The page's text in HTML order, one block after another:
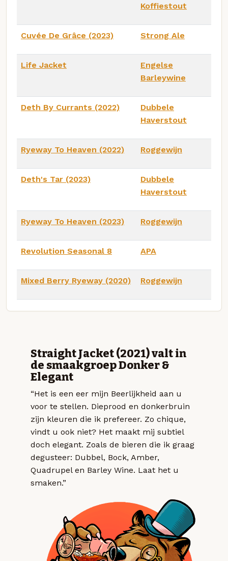
Koffiestout
Cuvée De Grâce (2023) Strong Ale
Life Jacket
Engelse
Barleywine
Deth By Currants (2022)
Dubbele
Haverstout
Ryeway To Heaven (2022) Roggewijn
Deth's Tar (2023)
Dubbele
Haverstout
Ryeway To Heaven (2023) Roggewijn
Revolution Seasonal 8 APA
Mixed Berry Ryeway (2020) Roggewijn
Straight Jacket (2021) valt in
de smaakgroep Donker &
Elegant
“Het is een eer mijn Beerlijkheid aan u
voor te stellen. Dieprood en donkerbruin
zijn kleuren die ik prefereer. Zo chique,
vindt u ook niet? Het maakt mij subtiel
doch elegant. Zoals de bieren die ik graag
degusteer: Dubbel, Bock, Amber,
Quadrupel en Barley Wine. Laat het u
smaken.”